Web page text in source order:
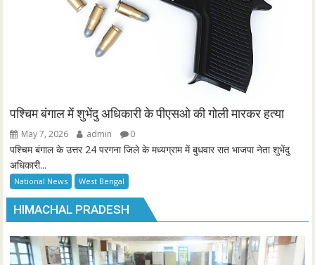
पश्चिम बंगाल में शुभेंदु अधिकारी के पीएसओ की गोली मारकर हत्या
May 7, 2026 admin 0
पश्चिम बंगाल के उत्तर 24 परगना जिले के मध्यग्राम में बुधवार रात भाजपा नेता शुभेंदु
अधिकारी...
National News West Bengal
HIMACHAL PRADESH